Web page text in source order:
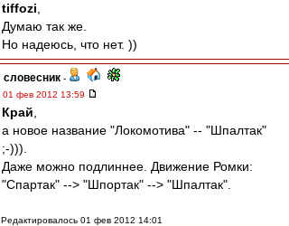
tiffozi
Думаю так же.
Но надеюсь, что нет. ))
словесник -
01 фев 2012 13:59
Край
а новое название "Локомотива" -- "Шпалтак"
;-))).
Даже можно подлиннее. Движение Ромки:
"Спартак" --> "Шпортак" --> "Шпалтак".
Редактировалось 01 фев 2012 14:01